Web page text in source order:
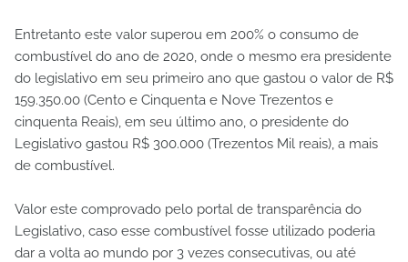
Entretanto este valor superou em 200% o consumo de
combustível do ano de 2020, onde o mesmo era presidente
do legislativo em seu primeiro ano que gastou o valor de R$
159.350.00 (Cento e Cinquenta e Nove Trezentos e
cinquenta Reais), em seu último ano, o presidente do
Legislativo gastou R$ 300.000 (Trezentos Mil reais), a mais
de combustível.
Valor este comprovado pelo portal de transparência do
Legislativo, caso esse combustível fosse utilizado poderia
dar a volta ao mundo por 3 vezes consecutivas, ou até